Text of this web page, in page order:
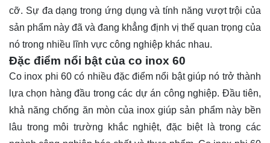
cỡ. Sự đa dạng trong ứng dụng và tính năng vượt trội của
sản phẩm này đã và đang khẳng định vị thế quan trọng của
nó trong nhiều lĩnh vực công nghiệp khác nhau.
Đặc điểm nổi bật của co inox 60
Co inox phi 60 có nhiều đặc điểm nổi bật giúp nó trở thành
lựa chọn hàng đầu trong các dự án công nghiệp. Đầu tiên,
khả năng chống ăn mòn của inox giúp sản phẩm này bền
lâu trong môi trường khắc nghiệt, đặc biệt là trong các